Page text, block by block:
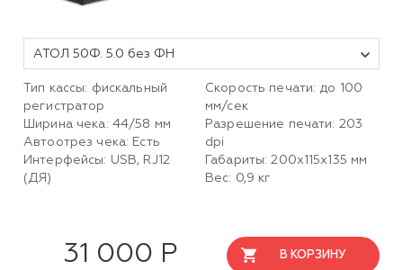
АТОЛ 50Ф. 5.0 без ФН
Тип кассы: фискальный
регистратор
Ширина чека: 44/58 мм
Автоотрез чека: Есть
Интерфейсы: USB, RJ12
(ДЯ)
Скорость печати: до 100
мм/сек
Разрешение печати: 203
dpi
Габариты: 200х115х135 мм
Вес: 0,9 кг
31 000 Р В КОРЗИНУ